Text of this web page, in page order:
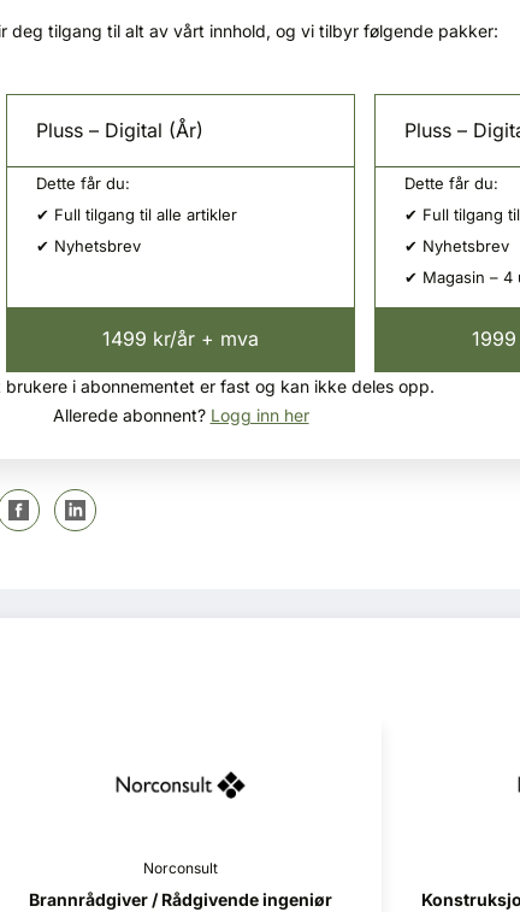
deg tilgang til alt av vårt innhold, og vi tilbyr følgende pakker:
Pluss – Digital (År)
Dette får du:
✔ Full tilgang til alle artikler
✔ Nyhetsbrev
1499 kr/år + mva
Pluss –
Dette får du:
✔ Full tilgang
✔ Nyhetsbrev
✔ Magasin – 4
brukere i abonnementet er fast og kan ikke deles opp.
Allerede abonnent? Logg inn her
Konstruksjonsteknikk (RIB) - Helgeland